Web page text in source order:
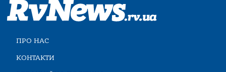
ПРО НАС
КОНТАКТИ